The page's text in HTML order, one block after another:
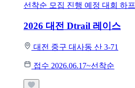
선착순 모집 진행 예정 대회 하프
2026 대전 Dtrail 레이스
대전 중구 대사동 산 3-71
접수 2026.06.17~선착순